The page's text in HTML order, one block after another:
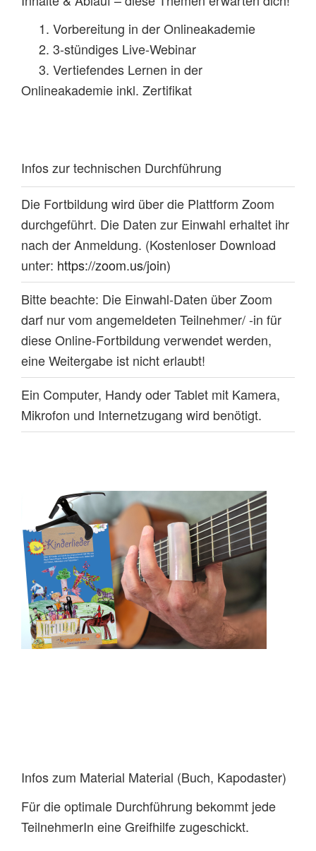
1. Vorbereitung in der Onlineakademie
2. 3-stündiges Live-Webinar
3. Vertiefendes Lernen in der
Onlineakademie inkl. Zertifikat
Infos zur technischen Durchführung
Die Fortbildung wird über die Plattform Zoom
durchgeführt. Die Daten zur Einwahl erhaltet ihr
nach der Anmeldung. (Kostenloser Download
unter: https://zoom.us/join)
Bitte beachte: Die Einwahl-Daten über Zoom
darf nur vom angemeldeten Teilnehmer/ -in für
diese Online-Fortbildung verwendet werden,
eine Weitergabe ist nicht erlaubt!
Ein Computer, Handy oder Tablet mit Kamera,
Mikrofon und Internetzugang wird benötigt.
Infos zum Material Material (Buch, Kapodaster)
Für die optimale Durchführung bekommt jede
TeilnehmerIn eine Greifhilfe zugeschickt.